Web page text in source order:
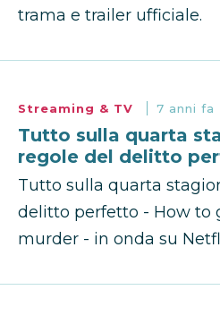
trama e trailer ufficiale.
Streaming & TV 7 anni fa
Tutto sulla quarta
regole del delitto
Tutto sulla quarta
delitto perfetto - How to
murder - in onda su